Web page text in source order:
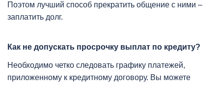
Поэтом лучший способ прекратить общение с ними –
заплатить долг.
Как не допускать просрочку выплат по кредиту?
Необходимо четко следовать графику платежей,
приложенному к кредитному договору. Вы можете